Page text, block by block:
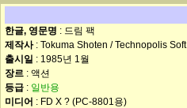
한글, 영문명 : 드림 팩
제작사: Tokuma Shoten / Technopolis Soft
출시일 : 1985년 1월
장르 : 액션
등급 : 일반용
미디어 : FD X ? (PC-8801용)